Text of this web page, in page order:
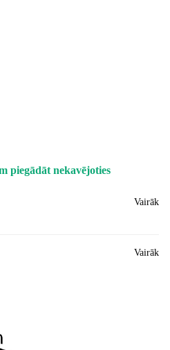
piegādāt nekavējoties
Vairāk
Vairāk